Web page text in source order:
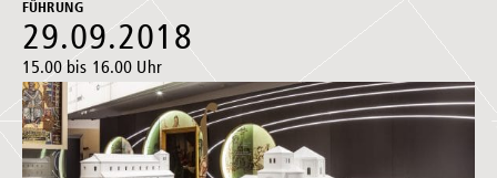
FÜHRUNG
29.09.2018
15.00 bis 16.00 Uhr